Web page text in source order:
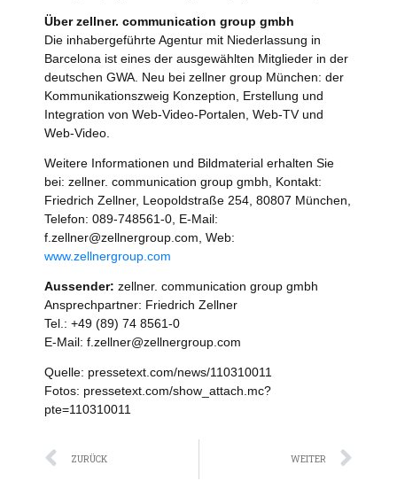
Über zellner. communication group gmbh
Die inhabergeführte Agentur mit Niederlassung in
Barcelona ist eines der ausgewählten Mitglieder in der
deutschen GWA. Neu bei zellner group München: der
Kommunikationszweig Konzeption, Erstellung und
Integration von Web-Video-Portalen, Web-TV und
Web-Video.
Weitere Informationen und Bildmaterial erhalten Sie
bei: zellner. communication group gmbh, Kontakt:
Friedrich Zellner, Leopoldstraße 254, 80807 München,
Telefon: 089-748561-0, E-Mail:
f.zellner@zellnergroup.com, Web:
www.zellnergroup.com
Aussender: zellner. communication group gmbh
Ansprechpartner: Friedrich Zellner
Tel.: +49 (89) 74 8561-0
E-Mail: f.zellner@zellnergroup.com
Quelle: pressetext.com/news/110310011
Fotos: pressetext.com/show_attach.mc?
pte=110310011
Zurück
ZURÜCK WEITER